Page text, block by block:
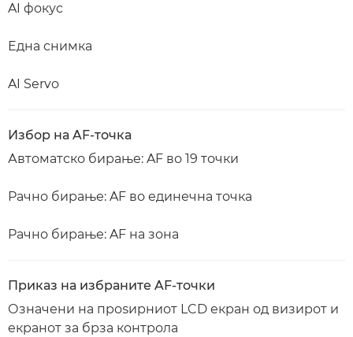
AI фокус
Една снимка
AI Servo
Избор на AF-точка
Автоматско бирање: AF во 19 точки
Рачно бирање: AF во единечна точка
Рачно бирање: AF на зона
Приказ на избраните AF-точки
Означени на проѕирниот LCD екран од визирот и
екранот за брза контрола